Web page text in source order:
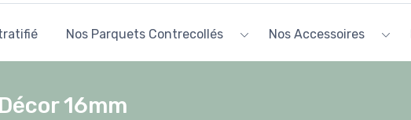
Nos Parquets Contrecollés Nos Accessoires
16mm